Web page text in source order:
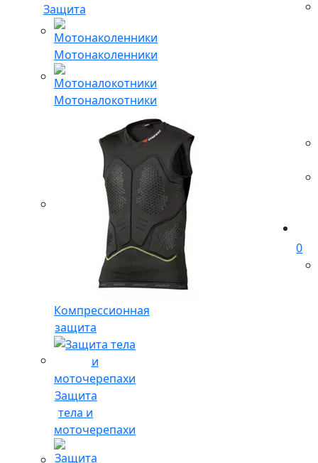
Защита
Мотонаколенники
Мотоналокотники
Компрессионная
защита
Защита
тела и
моточерепахи
0